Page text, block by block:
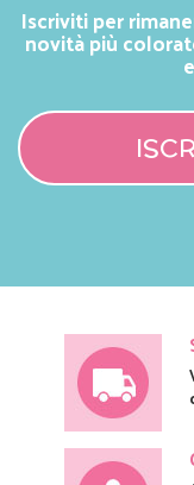
Iscriviti per
novità più